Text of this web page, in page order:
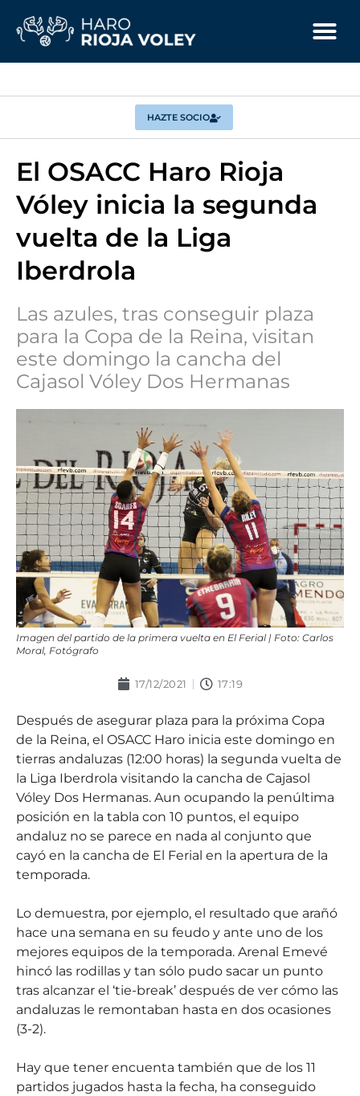
HAZTE SOCIO
El OSACC Haro Rioja
Vóley inicia la segunda
vuelta de la Liga
Iberdrola
Las azules, tras conseguir plaza
para la Copa de la Reina, visitan
este domingo la cancha del
Cajasol Vóley Dos Hermanas
Imagen del partido de la primera vuelta en El Ferial | Foto: Carlos
Moral, Fotógrafo
17/12/2021 17:19
Después de asegurar plaza para la próxima Copa
de la Reina, el OSACC Haro inicia este domingo en
tierras andaluzas (12:00 horas) la segunda vuelta de
la Liga Iberdrola visitando la cancha de Cajasol
Vóley Dos Hermanas. Aun ocupando la penúltima
posición en la tabla con 10 puntos, el equipo
andaluz no se parece en nada al conjunto que
cayó en la cancha de El Ferial en la apertura de la
temporada.
Lo demuestra, por ejemplo, el resultado que arañó
hace una semana en su feudo y ante uno de los
mejores equipos de la temporada. Arenal Emevé
hincó las rodillas y tan sólo pudo sacar un punto
tras alcanzar el ‘tie-break’ después de ver cómo las
andaluzas le remontaban hasta en dos ocasiones
(3-2).
Hay que tener encuenta también que de los 11
partidos jugados hasta la fecha, ha conseguido